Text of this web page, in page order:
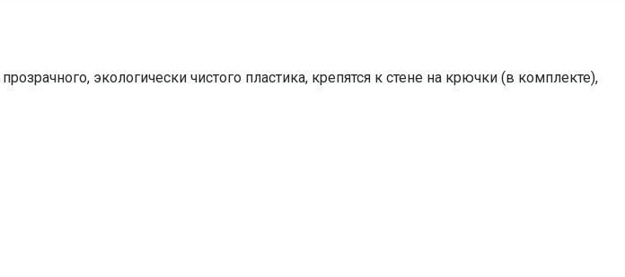
экологически чистого пластика, крепятся к стене на крючки (в комплекте),